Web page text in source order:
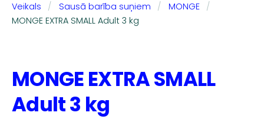
Veikals Sausā barība suņiem
MONGE
MONGE EXTRA SMALL Adult 3 kg
MONGE EXTRA SMALL
Adult 3 kg